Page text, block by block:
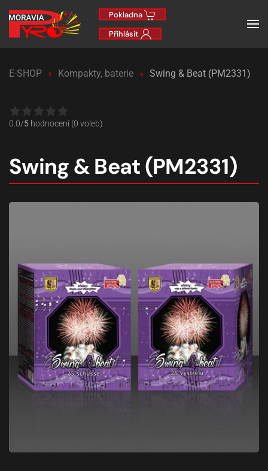
Pokladna
Přihlásit
E-SHOP Kompakty, baterie Swing & Beat (PM2331)
0.0/5 hodnocení (0 voleb)
Swing & Beat (PM2331)